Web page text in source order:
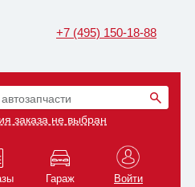
+7 (495) 150-18-88
заказа не выбран
Гараж Войти